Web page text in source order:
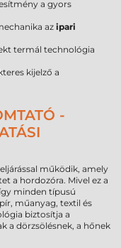
a gyors
az ipari
termál technológia
kijelző a
-
eljárással működik, amely
a hordozóra. Mivel ez a
minden típusú
műanyag, textil és
biztosítja a
a dörzsölésnek, a hőnek